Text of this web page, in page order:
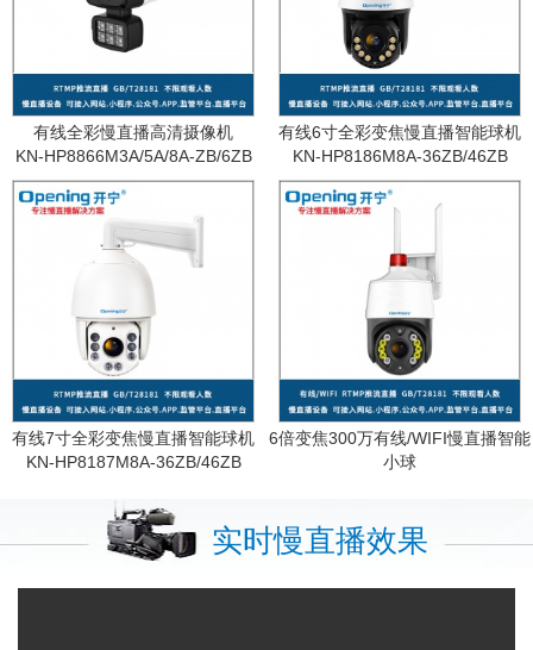
有线全彩慢直播高清摄像机
KN-HP8866M3A/5A/8A-ZB/6ZB
有线6寸全彩变焦慢直播智能球机
KN-HP8186M8A-36ZB/46ZB
有线7寸全彩变焦慢直播智能球机
KN-HP8187M8A-36ZB/46ZB
6倍变焦300万有线/WIFI慢直播智能
小球
实时慢直播效果